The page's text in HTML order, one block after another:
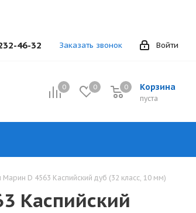
Войти
46-32 Заказать звонок
0 0 Корзина
0
пуста
0
D 4563 Каспийский дуб (32 класс, 10 мм)
Каспийский